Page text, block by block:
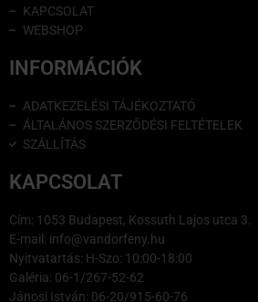
KAPCSOLAT
WEBSHOP
INFORMÁCIÓK
ADATKEZELÉSI TÁJÉKOZTATÓ
ÁLTALÁNOS SZERZŐDÉSI FELTÉTELEK
SZÁLLÍTÁS
KAPCSOLAT
Cím: 1053 Budapest, Kossuth Lajos utca 3.
E-mail: info@vandorfeny.hu
Nyitvatartás: H-Szo: 10:00-18:00
Galéria: 06-1/267-52-62
Jánosi István: 06-20/915-60-76